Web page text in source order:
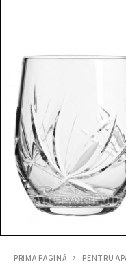
PRIMA PAGINĂ PENTRU